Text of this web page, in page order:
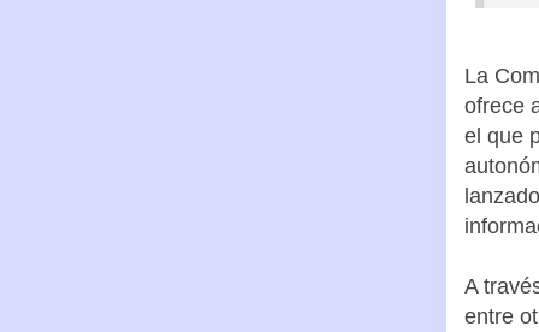
La
ofrece
el que
A
entre